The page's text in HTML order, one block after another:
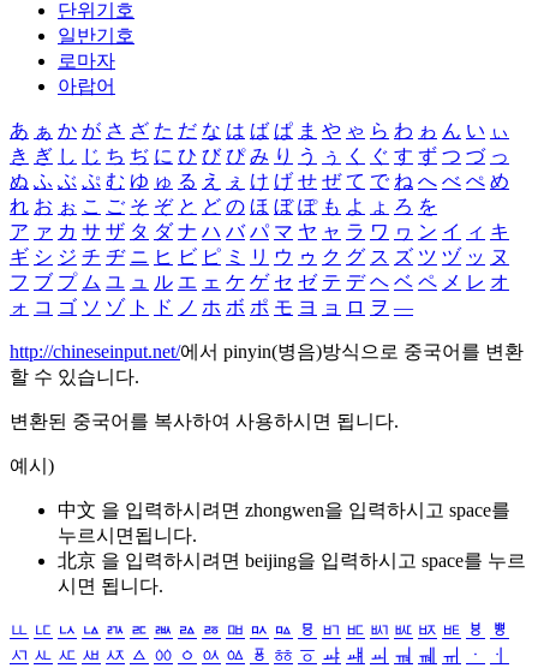
단위기호
일반기호
로마자
아랍어
あ ぁ か が さ ざ た だ な は ば ぱ ま や ゃ ら わ ゎ ん い ぃ
き ぎ し じ ち ぢ に ひ び ぴ み り う ぅ く ぐ す ず つ づ っ
ぬ ふ ぶ ぷ む ゆ ゅ る え ぇ け げ せ ぜ て で ね へ べ ぺ め
れ お ぉ こ ご そ ぞ と ど の ほ ぼ ぽ も よ ょ ろ を
ア ァ カ サ ザ タ ダ ナ ハ バ パ マ ヤ ャ ラ ワ ヮ ン イ ィ キ
ギ シ ジ チ ヂ ニ ヒ ビ ピ ミ リ ウ ゥ ク グ ス ズ ツ ヅ ッ ヌ
フ ブ プ ム ユ ュ ル エ ェ ケ ゲ セ ゼ テ デ ヘ ベ ペ メ レ オ
ォ コ ゴ ソ ゾ ト ド ノ ホ ボ ポ モ ヨ ョ ロ ヲ ―
http://chineseinput.net/에서 pinyin(병음)방식으로 중국어를 변환
할 수 있습니다.
변환된 중국어를 복사하여 사용하시면 됩니다.
예시)
中文 을 입력하시려면 zhongwen을 입력하시고 space를
누르시면됩니다.
北京 을 입력하시려면 beijing을 입력하시고 space를 누르
시면 됩니다.
ㅥ ㅦ ㅧ ㅨ ㅩ ㅪ ㅫ ㅬ ㅭ ㅮ ㅯ ㅰ ㅱ ㅲ ㅳ ㅴ ㅵ ㅶ ㅷ ㅸ
ㅹ
ㅺ ㅻ ㅼ ㅽ ㅾ ㅿ ㆀ ㆁ ㆂ ㆃ ㆄ ㆅ ㆆ ㆇ ㆈ ㆉ ㆊ ㆋ ㆌ ㆍ
ㆎ